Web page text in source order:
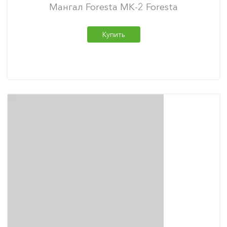
Мангал Foresta МК-2 Foresta
Купить